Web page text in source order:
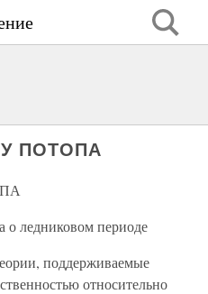
ПОТОПА
о ледниковом периоде
поддерживаемые
относительно